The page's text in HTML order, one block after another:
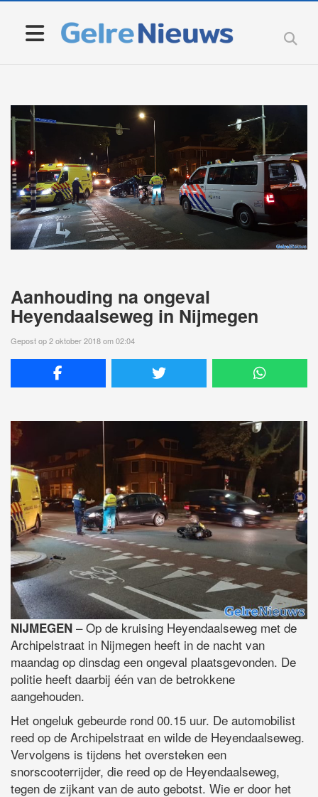
Aanhouding na ongeval
Heyendaalseweg in Nijmegen
Gepost op 2 oktober 2018 om 02:04
NIJMEGEN – Op de kruising Heyendaalseweg met de
Archipelstraat in Nijmegen heeft in de nacht van
maandag op dinsdag een ongeval plaatsgevonden. De
politie heeft daarbij één van de betrokkene
aangehouden.
Het ongeluk gebeurde rond 00.15 uur. De automobilist
reed op de Archipelstraat en wilde de Heyendaalseweg.
Vervolgens is tijdens het oversteken een
snorscooterrijder, die reed op de Heyendaalseweg,
tegen de zijkant van de auto gebotst. Wie er door het